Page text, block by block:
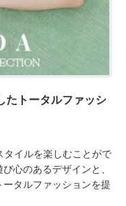
たトータルファッシ
タイルを楽しむことがで
心のあるデザインと、
タルファッションを提